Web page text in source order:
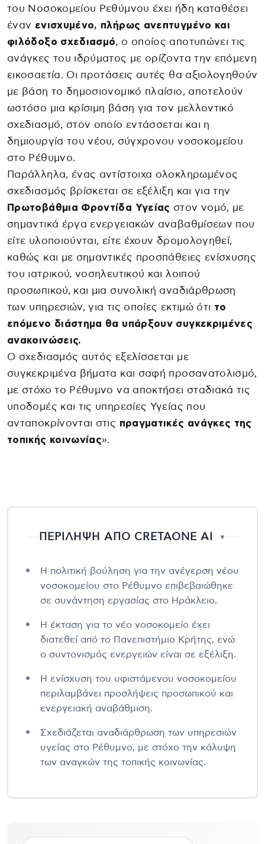
του Νοσοκομείου Ρεθύμνου έχει ήδη καταθέσει
έναν ενισχυμένο, πλήρως ανεπτυγμένο και
φιλόδοξο σχεδιασμό, ο οποίος αποτυπώνει τις
ανάγκες του ιδρύματος με ορίζοντα την επόμενη
εικοσαετία. Οι προτάσεις αυτές θα αξιολογηθούν
με βάση το δημοσιονομικό πλαίσιο, αποτελούν
ωστόσο μια κρίσιμη βάση για τον μελλοντικό
σχεδιασμό, στον οποίο εντάσσεται και η
δημιουργία του νέου, σύγχρονου νοσοκομείου
στο Ρέθυμνο.
Παράλληλα, ένας αντίστοιχα ολοκληρωμένος
σχεδιασμός βρίσκεται σε εξέλιξη και για την
Πρωτοβάθμια Φροντίδα Υγείας στον νομό, με
σημαντικά έργα ενεργειακών αναβαθμίσεων που
είτε υλοποιούνται, είτε έχουν δρομολογηθεί,
καθώς και με σημαντικές προσπάθειες ενίσχυσης
του ιατρικού, νοσηλευτικού και λοιπού
προσωπικού, και μια συνολική αναδιάρθρωση
των υπηρεσιών, για τις οποίες εκτιμώ ότι το
επόμενο διάστημα θα υπάρξουν συγκεκριμένες
ανακοινώσεις.
Ο σχεδιασμός αυτός εξελίσσεται με
συγκεκριμένα βήματα και σαφή προσανατολισμό,
με στόχο το Ρέθυμνο να αποκτήσει σταδιακά τις
υποδομές και τις υπηρεσίες Υγείας που
ανταποκρίνονται στις πραγματικές ανάγκες της
τοπικής κοινωνίας».
ΠΕΡΙΛΗΨΗ ΑΠΟ CRETAONE AI ▼
Η πολιτική βούληση για την ανέγερση νέου
νοσοκομείου στο Ρέθυμνο επιβεβαιώθηκε
σε συνάντηση εργασίας στο Ηράκλειο.
Η έκταση για το νέο νοσοκομείο έχει
διατεθεί από το Πανεπιστήμιο Κρήτης, ενώ
ο συντονισμός ενεργειών είναι σε εξέλιξη.
Η ενίσχυση του υφιστάμενου νοσοκομείου
περιλαμβάνει προσλήψεις προσωπικού και
ενεργειακή αναβάθμιση.
Σχεδιάζεται αναδιάρθρωση των υπηρεσιών
υγείας στο Ρέθυμνο, με στόχο την κάλυψη
των αναγκών της τοπικής κοινωνίας.